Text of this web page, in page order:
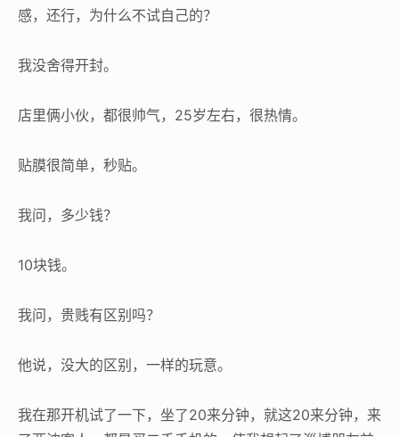
感，还行，为什么不试自己的？
我没舍得开封。
店里俩小伙，都很帅气，25岁左右，很热情。
贴膜很简单，秒贴。
我问，多少钱？
10块钱。
我问，贵贱有区别吗？
他说，没大的区别，一样的玩意。
我在那开机试了一下，坐了20来分钟，就这20来分钟，来